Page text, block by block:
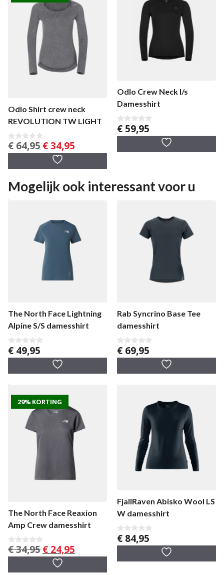
Odlo Shirt crew neck
REVOLUTION TW LIGHT
0
v
€64,95 Oorspronkelijke
prijs
was:
€34,95
prijs
Odlo Crew Neck l/s
Damesshirt
0
v
5
€ 59,95
Mogelijk ook interessant voor u
The North Face Lightning
Alpine S/S damesshirt
0
v
5
€ 49,95
Rab Syncrino Base Tee
damesshirt
0
v
5
€ 69,95
29% KORTING
The North Face Reaxion
Amp Crew damesshirt
0
v
€34,95 Oorspronkelijke
prijs
was:
€ 24,95
prijs
FjallRaven Abisko Wool LS
W damesshirt
0
v
5
€ 84,95